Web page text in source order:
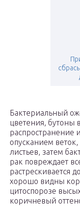
Бактериальный
цветения, бутоны
распространение
опусканием
листьев, затем
рак повреждает
растрескивается
хорошо видны
цитоспорозе
коричневый